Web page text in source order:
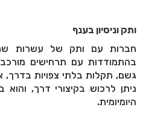
ותק וניסיון בענף
חברות עם ותק של עשרות
בהתמודדות עם תרחישים
גשם, תקלות בלתי צפויות בדרך,
ניתן לרכוש בקיצורי דרך, והוא
היומיומית.